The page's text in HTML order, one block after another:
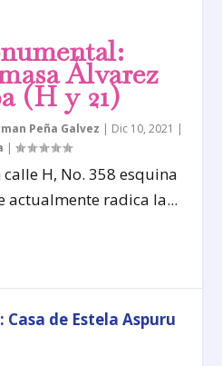
Álvarez
(H y 21)
Peña Galvez | Dic 10, 2021 |
|
H, No. 358 esquina
actualmente radica la...